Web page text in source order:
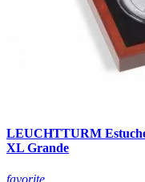
LEUCHTTURM
XL Grande
favorite